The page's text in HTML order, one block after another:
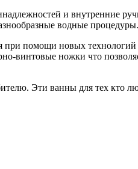
и внутренние
водные процедуры.
помощи новых технологий
винтовые ножки что
Эти ванны для тех кто